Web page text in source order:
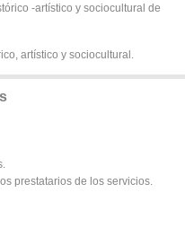
-artístico y sociocultural de
artístico y sociocultural.
prestatarios de los servicios.